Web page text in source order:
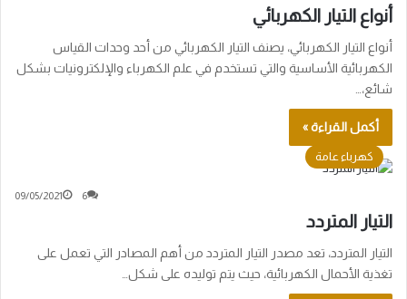
أنواع التيار الكهربائي
أنواع التيار الكهربائي، يصنف التيار الكهربائي من أحد وحدات القياس
الكهربائية الأساسية والتي تستخدم في علم الكهرباء والإلكترونيات بشكل
شائع،…
أكمل القراءة »
كهرباء عامة
09/05/2021 6
التيار المتردد
التيار المتردد، تعد مصدر التيار المتردد من أهم المصادر التي تعمل على
تغذية الأحمال الكهربائية، حيث يتم توليده على شكل…